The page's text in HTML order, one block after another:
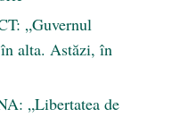
„Guvernul
alta. Astăzi, în
„Libertatea de